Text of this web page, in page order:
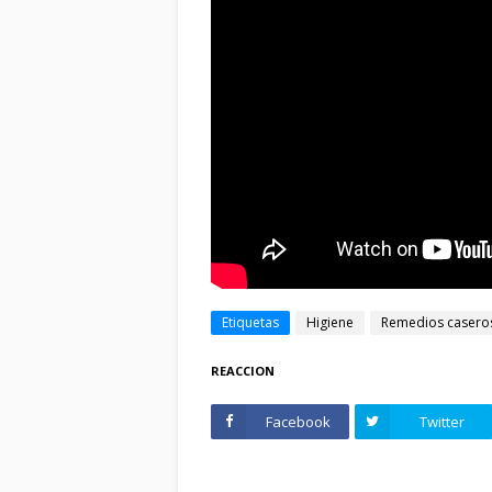
Etiquetas Higiene Remedios
REACCION
Facebook Twitter